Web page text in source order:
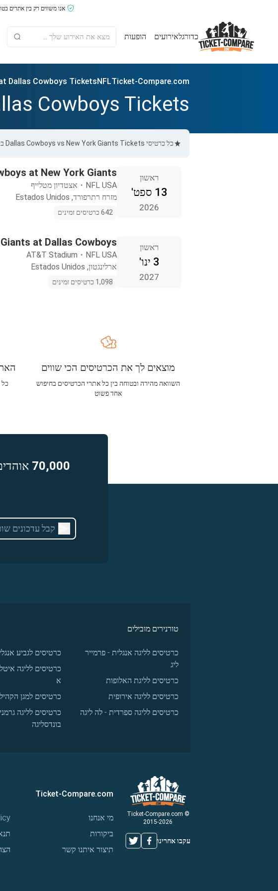
אנו משווים רק בין אתרים
כדורגלאירועים הופעות
Ticket-Compare.com
NFL
Dallas Cowboys Tickets
Cowboys Tickets
כל כרטיסי Dallas Cowboys vs New York Giants Tickets ב-Ticket-Compare.com הם אותנטיים, ממוכרים מאומתים מראש שמספקים אחריות של 100%.
ראשון
13 ספט'
2026
at New York Giants
NFL USA
・ אצטדיון מטלייף
מזרח רתרפורד, Estados Unidos
642 כרטיסים זמינים
ראשון
3 ינו'
2027
at Dallas Cowboys
NFL USA
・
AT&T Stadium
ארלינגטון, Estados Unidos
1,098 כרטיסים זמינים
כל
מוצאים לך את הכרטיסים הכי שווים
השוואה מהירה ובטוחה בין כל אתרי הכרטיסים בחיפוש
אחד פשוט
70,000
טורנירים מובילים
כרטיסים לליגה אנגלית - פרמייר
ליג
כרטיסים לליגת האלופות
כרטיסים לליגה אירופית
כרטיסים לליגה ספרדית - לה ליגה
כרטיסים לגביע
כרטיסים לליגה
א
כרטיסים למגן
כרטיסים לליגה
בונדסליגה
© Ticket-Compare.com
2015-2026
עקבו אחרינו
Ticket-Compare.com
מי אנחנו
ביקורות
תיצור איתנו קשר